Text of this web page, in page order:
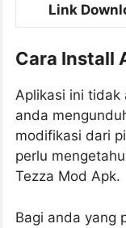
Link
Cara Install
Aplikasi ini tidak
anda
modifikasi dari
perlu
Tezza Mod Apk.
Bagi anda yang